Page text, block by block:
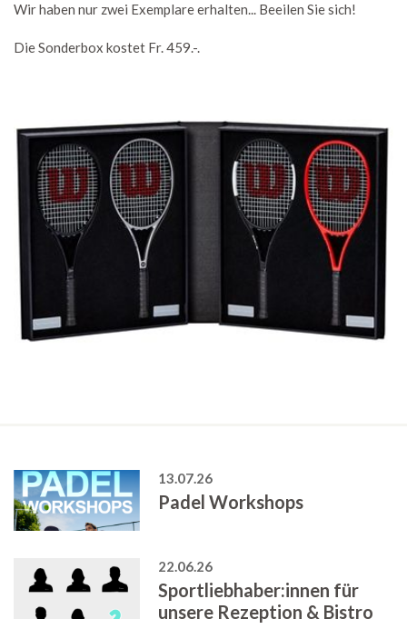
Wir haben nur zwei Exemplare erhalten... Beeilen Sie sich!
Die Sonderbox kostet Fr. 459.-.
13.07.26
Padel Workshops
22.06.26
Sportliebhaber:innen für
unsere Rezeption & Bistro